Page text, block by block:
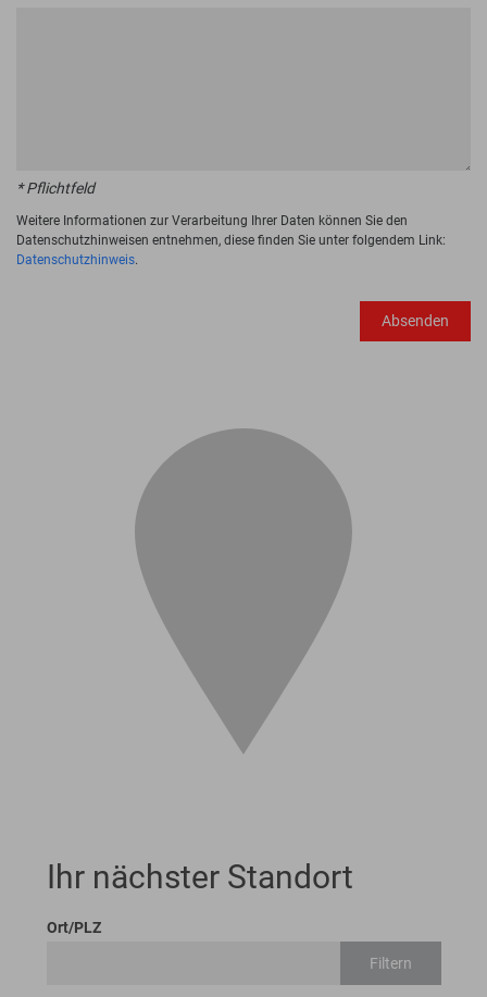
* Pflichtfeld
Weitere Informationen zur Verarbeitung Ihrer Daten können Sie den
Datenschutzhinweisen entnehmen, diese finden Sie unter folgendem Link:
Datenschutzhinweis.
Absenden
Ihr nächster Standort
Ort/PLZ
Filtern